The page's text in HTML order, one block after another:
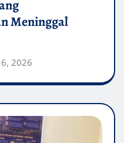
Meninggal
2026